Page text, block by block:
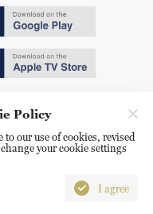
Policy
our use of cookies, revised
your cookie settings
I agree